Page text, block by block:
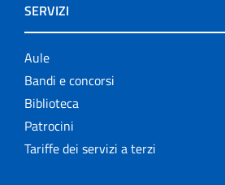
SERVIZI
Aule
Bandi e concorsi
Biblioteca
Patrocini
Tariffe dei servizi a terzi